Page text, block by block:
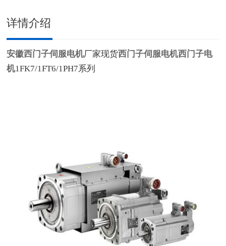
详情介绍
安徽西门子伺服电机厂家现货西门子伺服电机西门子电
机1FK7/1FT6/1PH7系列